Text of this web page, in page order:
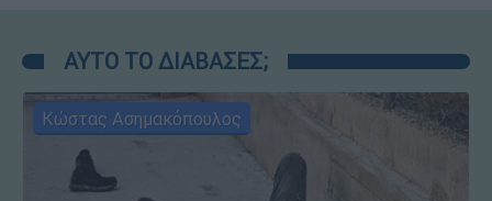
ΑΥΤΟ ΤΟ ΔΙΑΒΑΣΕΣ;
Κώστας Ασημακόπουλος